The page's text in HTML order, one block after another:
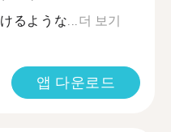
るような...더 보기
앱 다운로드